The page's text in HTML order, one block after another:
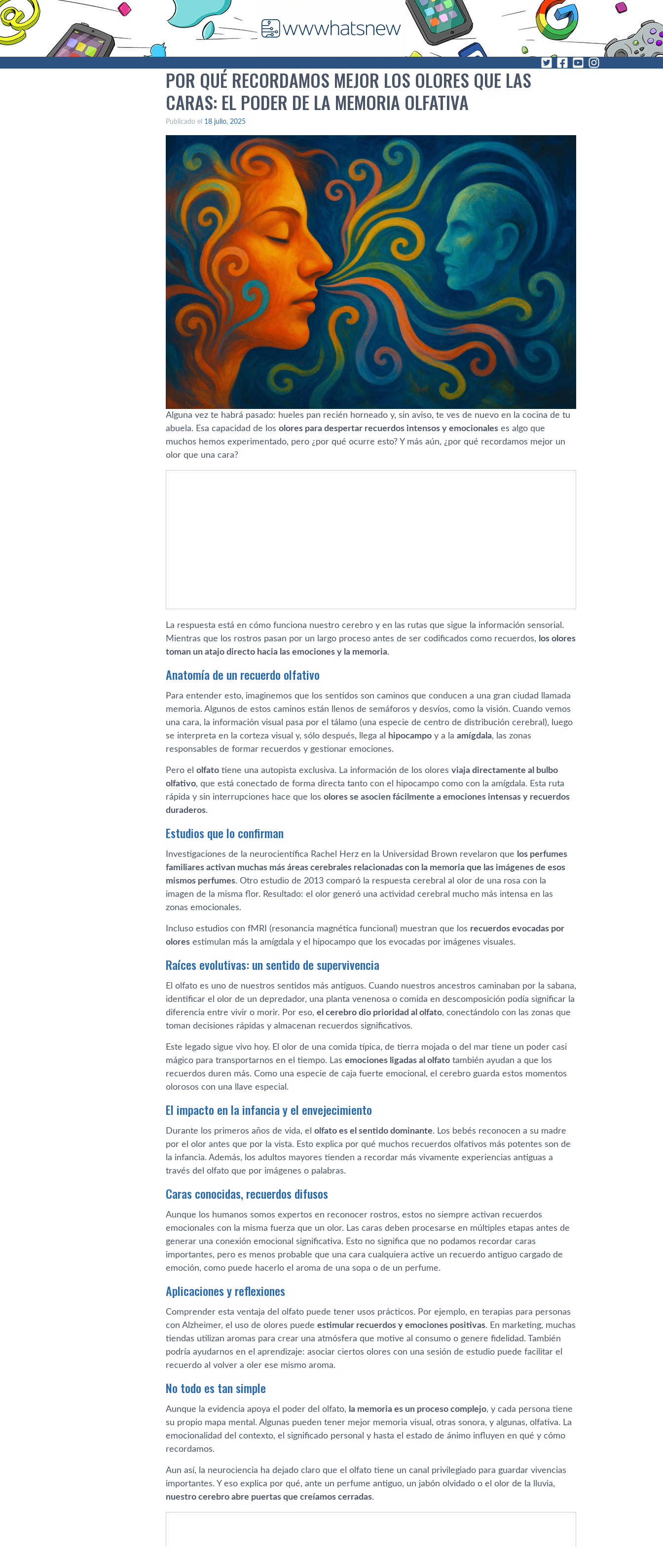
POR QUÉ RECORDAMOS MEJOR LOS OLORES QUE LAS
CARAS: EL PODER DE LA MEMORIA OLFATIVA
Publicado el 18 julio, 2025
Alguna vez te habrá pasado: hueles pan recién horneado y, sin aviso, te ves de nuevo en la cocina de tu
abuela. Esa capacidad de los olores para despertar recuerdos intensos y emocionales es algo que
muchos hemos experimentado, pero ¿por qué ocurre esto? Y más aún, ¿por qué recordamos mejor un
olor que una cara?
La respuesta está en cómo funciona nuestro cerebro y en las rutas que sigue la información sensorial.
Mientras que los rostros pasan por un largo proceso antes de ser codificados como recuerdos, los olores
toman un atajo directo hacia las emociones y la memoria.
Anatomía de un recuerdo olfativo
Para entender esto, imaginemos que los sentidos son caminos que conducen a una gran ciudad llamada
memoria. Algunos de estos caminos están llenos de semáforos y desvíos, como la visión. Cuando vemos
una cara, la información visual pasa por el tálamo (una especie de centro de distribución cerebral), luego
se interpreta en la corteza visual y, sólo después, llega al
hipocampo y a la amígdala, las zonas
responsables de formar recuerdos y gestionar emociones.
Pero el olfato tiene una autopista exclusiva. La información de los olores viaja directamente al bulbo
olfativo, que está conectado de forma directa tanto con el hipocampo como con la amígdala. Esta ruta
rápida y sin interrupciones hace que los olores se asocien fácilmente a emociones intensas y recuerdos
duraderos.
Estudios que lo confirman
Investigaciones de la neurocientífica Rachel Herz en la Universidad Brown revelaron que los perfumes
familiares activan muchas más áreas cerebrales relacionadas con la memoria que las imágenes de esos
mismos perfumes. Otro estudio de 2013 comparó la respuesta cerebral al olor de una rosa con la
imagen de la misma flor. Resultado: el olor generó una actividad cerebral mucho más intensa en las
zonas emocionales.
Incluso estudios con fMRI (resonancia magnética funcional) muestran que los recuerdos evocadas por
olores estimulan más la amígdala y el hipocampo que los evocadas por imágenes visuales.
Raíces evolutivas: un sentido de supervivencia
El olfato es uno de nuestros sentidos más antiguos. Cuando nuestros ancestros caminaban por la sabana,
identificar el olor de un depredador, una planta venenosa o comida en descomposición podía significar la
diferencia entre vivir o morir. Por eso, el cerebro dio prioridad al olfato, conectándolo con las zonas que
toman decisiones rápidas y almacenan recuerdos significativos.
Este legado sigue vivo hoy. El olor de una comida típica, de tierra mojada o del mar tiene un poder casi
mágico para transportarnos en el tiempo. Las emociones ligadas al olfato también ayudan a que los
recuerdos duren más. Como una especie de caja fuerte emocional, el cerebro guarda estos momentos
olorosos con una llave especial.
El impacto en la infancia y el envejecimiento
Durante los primeros años de vida, el olfato es el sentido dominante. Los bebés reconocen a su madre
por el olor antes que por la vista. Esto explica por qué muchos recuerdos olfativos más potentes son de
la infancia. Además, los adultos mayores tienden a recordar más vivamente experiencias antiguas a
través del olfato que por imágenes o palabras.
Caras conocidas, recuerdos difusos
Aunque los humanos somos expertos en reconocer rostros, estos no siempre activan recuerdos
emocionales con la misma fuerza que un olor. Las caras deben procesarse en múltiples etapas antes de
generar una conexión emocional significativa. Esto no significa que no podamos recordar caras
importantes, pero es menos probable que una cara cualquiera active un recuerdo antiguo cargado de
emoción, como puede hacerlo el aroma de una sopa o de un perfume.
Aplicaciones y reflexiones
Comprender esta ventaja del olfato puede tener usos prácticos. Por ejemplo, en terapias para personas
con Alzheimer, el uso de olores puede estimular recuerdos y emociones positivas. En marketing, muchas
tiendas utilizan aromas para crear una atmósfera que motive al consumo o genere fidelidad. También
podría ayudarnos en el aprendizaje: asociar ciertos olores con una sesión de estudio puede facilitar el
recuerdo al volver a oler ese mismo aroma.
No todo es tan simple
Aunque la evidencia apoya el poder del olfato, la memoria es un proceso complejo, y cada persona tiene
su propio mapa mental. Algunas pueden tener mejor memoria visual, otras sonora, y algunas, olfativa. La
emocionalidad del contexto, el significado personal y hasta el estado de ánimo influyen en qué y cómo
recordamos.
Aun así, la neurociencia ha dejado claro que el olfato tiene un canal privilegiado para guardar vivencias
importantes. Y eso explica por qué, ante un perfume antiguo, un jabón olvidado o el olor de la lluvia,
nuestro cerebro abre puertas que creíamos cerradas.